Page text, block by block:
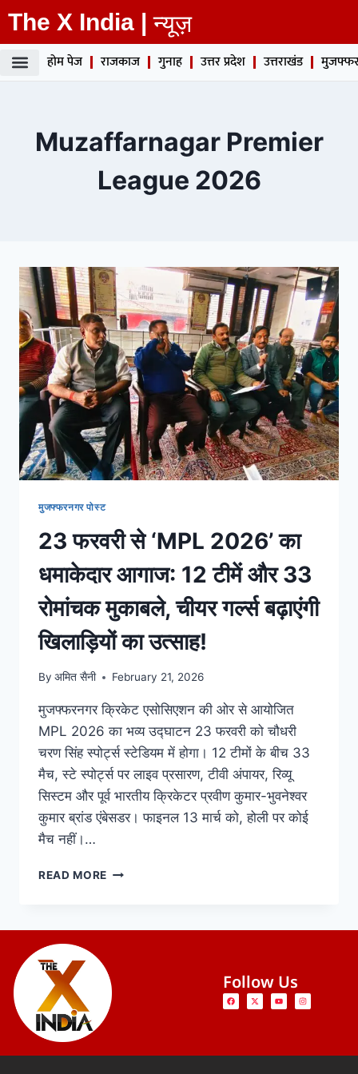
The X India | न्यूज़
होम पेज राजकाज गुनाह उत्तर प्रदेश उत्तराखंड
Muzaffarnagar Premier
League 2026
मुजफ्फरनगर पोस्ट
23 फरवरी से ‘MPL 2026’ का
धमाकेदार आगाज: 12 टीमें और 33
रोमांचक मुकाबले, चीयर गर्ल्स बढ़ाएंगी
खिलाड़ियों का उत्साह!
By अमित सैनी February 21, 2026
मुजफ्फरनगर क्रिकेट एसोसिएशन की ओर से आयोजित
MPL 2026 का भव्य उद्घाटन 23 फरवरी को चौधरी
चरण सिंह स्पोर्ट्स स्टेडियम में होगा। 12 टीमों के बीच 33
मैच, स्टे स्पोर्ट्स पर लाइव प्रसारण, टीवी अंपायर, रिव्यू
सिस्टम और पूर्व भारतीय क्रिकेटर प्रवीण कुमार-भुवनेश्वर
कुमार ब्रांड एंबेसडर। फाइनल 13 मार्च को, होली पर कोई
मैच नहीं।…
READ MORE
Follow Us